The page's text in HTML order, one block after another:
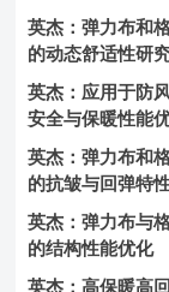
英杰：弹力布和
的动态舒适性研
英杰：应用于防
安全与保暖性能
英杰：弹力布和
的抗皱与回弹特
英杰：弹力布与
的结构性能优化
英杰：高保暖高